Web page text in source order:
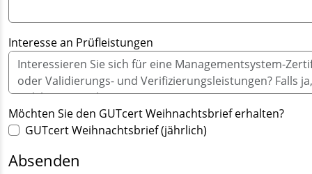
Interesse an Prüfleistungen
Möchten Sie den GUTcert Weihnachtsbrief erhalten?
GUTcert Weihnachtsbrief (jährlich)
Absenden